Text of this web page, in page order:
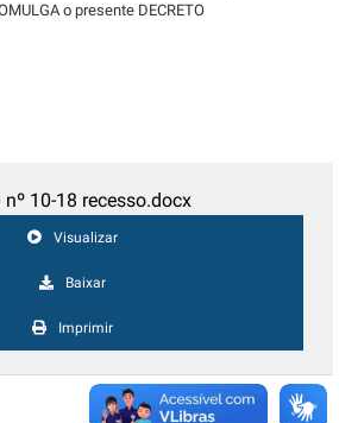
o presente DECRETO
nº 10-18 recesso.docx
Visualizar
Baixar
Imprimir